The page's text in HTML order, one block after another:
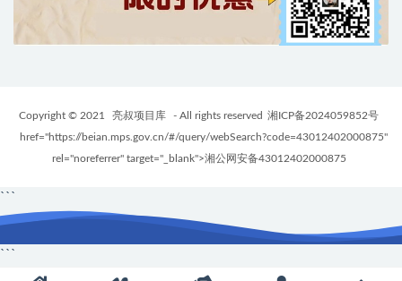
Copyright © 2021 亮叔项目库 - All rights reserved 湘ICP备2024059852号
href="https://beian.mps.gov.cn/#/query/webSearch?code=43012402000875"
rel="noreferrer" target="_blank">湘公网安备43012402000875
```
```